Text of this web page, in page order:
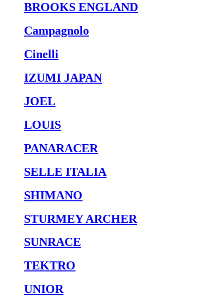
BROOKS ENGLAND
Campagnolo
Cinelli
IZUMI JAPAN
JOEL
LOUIS
PANARACER
SELLE ITALIA
SHIMANO
STURMEY ARCHER
SUNRACE
TEKTRO
UNIOR